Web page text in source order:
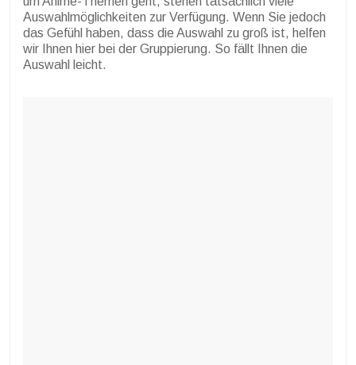
Auswahlmöglichkeiten zur Verfügung. Wenn Sie jedoch
das Gefühl haben, dass die Auswahl zu groß ist, helfen
wir Ihnen hier bei der Gruppierung. So fällt Ihnen die
Auswahl leicht.